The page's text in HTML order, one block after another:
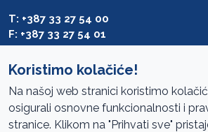
T: +387 33 27 54 00
F: +387 33 27 54 01
Pristup informacijama
Koristimo kolačiće!
Na našoj web stranici koristimo
osigurali osnovne funkcionalnosti i
stranice. Klikom na "Prihvati sve"